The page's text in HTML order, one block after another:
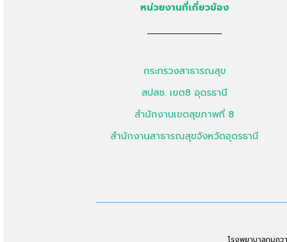
หน่วยงานที่เกี่ยวข้อง
กระทรวงสาธารณสุข
สปสช. เขต8 อุดรธานี
สำนักงานเขตสุขภาพที่ 8
สำนักงานสาธารณสุขจังหวัดอุดรธานี
โรงพยาบาลกุมภ